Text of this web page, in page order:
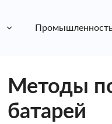
Методы
батарей